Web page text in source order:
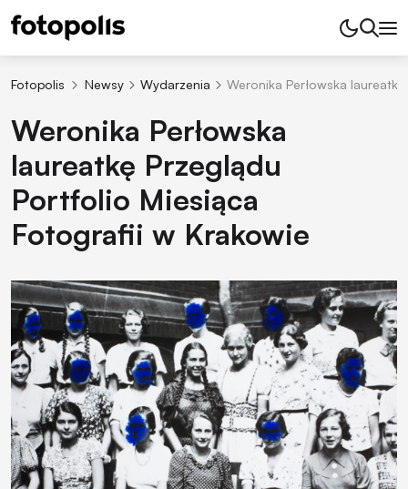
Fotopolis Newsy Wydarzenia Weronika Perłowska
Weronika Perłowska
laureatkę Przeglądu
Portfolio Miesiąca
Fotografii w Krakowie